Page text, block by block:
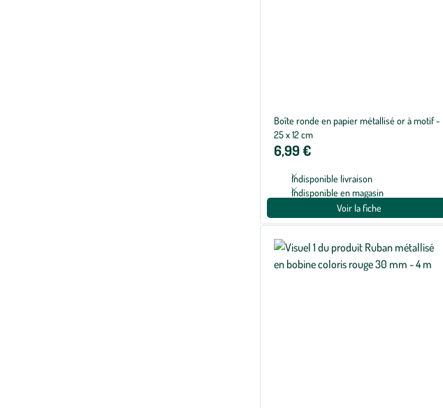
Boîte ronde en papier métallisé or à motif -
25 x 12 cm
6,99 €
Indisponible livraison
Indisponible en magasin
Voir la fiche